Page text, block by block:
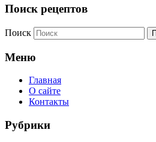
Поиск рецептов
Поиск
Меню
Главная
О сайте
Контакты
Рубрики